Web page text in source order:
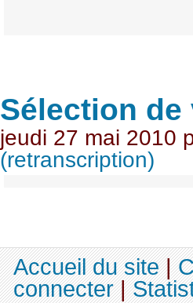
Sélection de
jeudi 27 mai 2010
(retranscription)
Accueil du site|
connecter|